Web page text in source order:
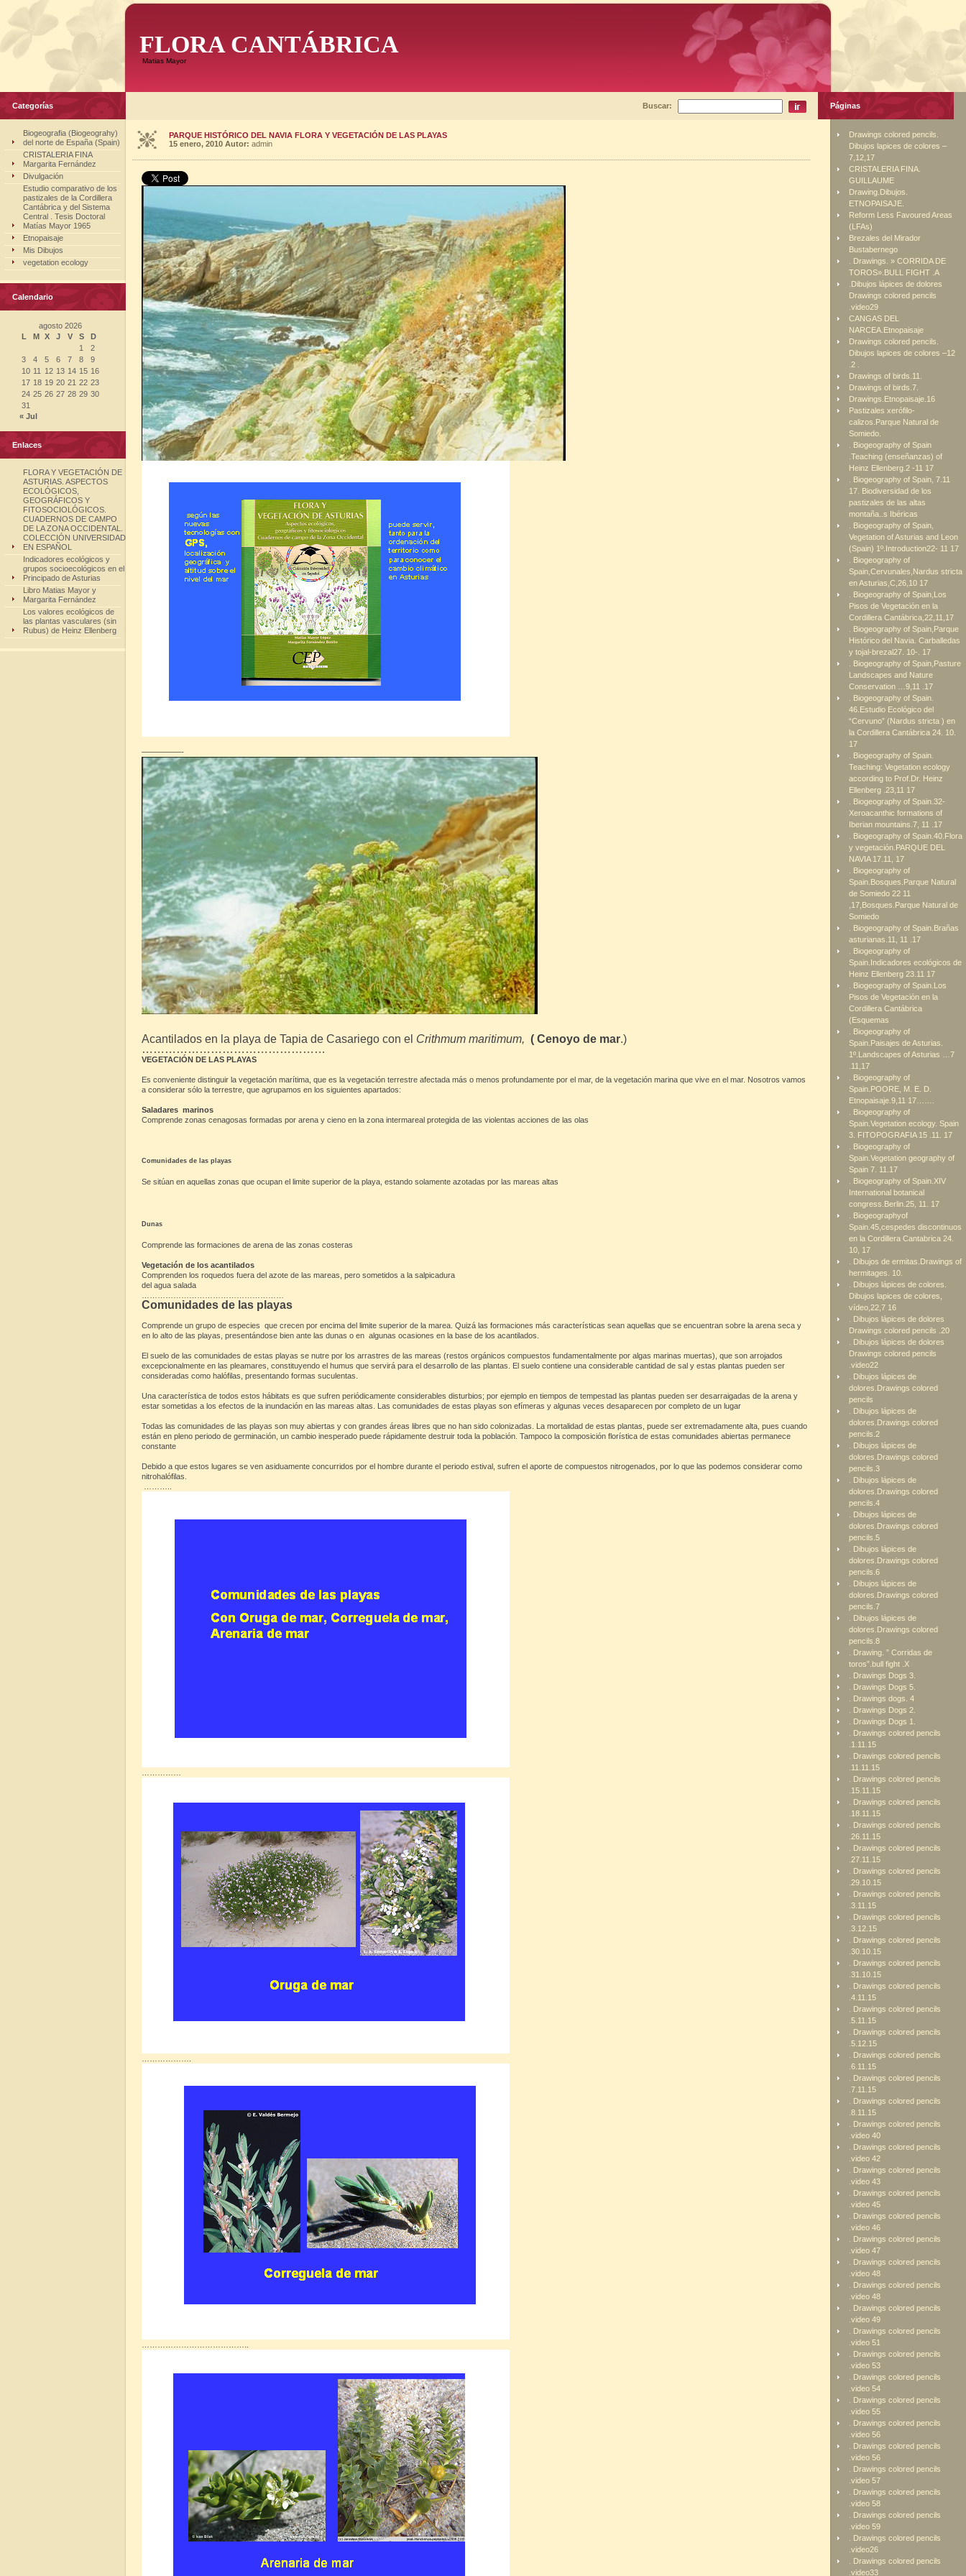
FLORA CANTÁBRICA
Matias Mayor
Categorías
Biogeografia (Biogeograhy)
del norte de España (Spain)
CRISTALERIA FINA
Margarita Fernández
Divulgación
Estudio comparativo de los
pastizales de la Cordillera
Cantábrica y del Sistema
Central . Tesis Doctoral
Matías Mayor 1965
Etnopaisaje
Mis Dibujos
vegetation ecology
Calendario
agosto 2026
L
M X J V S
D
1
2
3
4 5 6 7 8
9
10 11 12 13 14 15 16
17 18 19 20 21 22 23
24 25 26 27 28 29 30
31
« Jul
Enlaces
FLORA Y VEGETACIÓN DE
ASTURIAS. ASPECTOS
ECOLÓGICOS,
GEOGRÁFICOS Y
FITOSOCIOLÓGICOS.
CUADERNOS DE CAMPO
DE LA ZONA OCCIDENTAL.
COLECCIÓN UNIVERSIDAD
EN ESPAÑOL
Indicadores ecológicos y
grupos socioecológicos en el
Principado de Asturias
Libro Matias Mayor y
Margarita Fernández
Los valores ecológicos de
las plantas vasculares (sin
Rubus) de Heinz Ellenberg
Buscar:
PARQUE HISTÓRICO DEL NAVIA FLORA Y VEGETACIÓN DE LAS PLAYAS
15 enero, 2010 Autor: admin
—————-
Acantilados en la playa de Tapia de Casariego con el Crithmum maritimum, ( Cenoyo de mar.)
…………………………………………
VEGETACIÓN DE LAS PLAYAS
Es conveniente distinguir la vegetación marítima, que es la vegetación terrestre afectada más o menos profundamente por el mar, de la vegetación marina que vive en el mar. Nosotros vamos
a considerar sólo la terrestre, que agrupamos en los siguientes apartados:
Saladares marinos
Comprende zonas cenagosas formadas por arena y cieno en la zona intermareal protegida de las violentas acciones de las olas
Comunidades de las playas
Se sitúan en aquellas zonas que ocupan el limite superior de la playa, estando solamente azotadas por las mareas altas
Dunas
Comprende las formaciones de arena de las zonas costeras
Vegetación de los acantilados
Comprenden los roquedos fuera del azote de las mareas, pero sometidos a la salpicadura
del agua salada
Comunidades de las playas
Comprende un grupo de especies que crecen por encima del limite superior de la marea. Quizá las formaciones más características sean aquellas que se encuentran sobre la arena seca y
en lo alto de las playas, presentándose bien ante las dunas o en algunas ocasiones en la base de los acantilados.
El suelo de las comunidades de estas playas se nutre por los arrastres de las mareas (restos orgánicos compuestos fundamentalmente por algas marinas muertas), que son arrojados
excepcionalmente en las pleamares, constituyendo el humus que servirá para el desarrollo de las plantas. El suelo contiene una considerable cantidad de sal y estas plantas pueden ser
consideradas como halófilas, presentando formas suculentas.
Una característica de todos estos hábitats es que sufren periódicamente considerables disturbios; por ejemplo en tiempos de tempestad las plantas pueden ser desarraigadas de la arena y
estar sometidas a los efectos de la inundación en las mareas altas. Las comunidades de estas playas son efímeras y algunas veces desaparecen por completo de un lugar
Todas las comunidades de las playas son muy abiertas y con grandes áreas libres que no han sido colonizadas. La mortalidad de estas plantas, puede ser extremadamente alta, pues cuando
están en pleno periodo de germinación, un cambio inesperado puede rápidamente destruir toda la población. Tampoco la composición florística de estas comunidades abiertas permanece
constante
Debido a que estos lugares se ven asiduamente concurridos por el hombre durante el periodo estival, sufren el aporte de compuestos nitrogenados, por lo que las podemos considerar como
nitrohalófilas.
Páginas
Drawings colored pencils.
Dibujos lapices de colores –
7,12,17
CRISTALERIA FINA.
GUILLAUME
Drawing.Dibujos.
ETNOPAISAJE.
Reform Less Favoured Areas
(LFAs)
Brezales del Mirador
Bustabernego
. Drawings. » CORRIDA DE
TOROS».BULL FIGHT .A
.Dibujos lápices de dolores
Drawings colored pencils
.video29
CANGAS DEL
NARCEA.Etnopaisaje
Drawings colored pencils.
Dibujos lapices de colores –12
.2 .
Drawings of birds.11.
Drawings of birds.7.
Drawings.Etnopaisaje.16
Pastizales xerófilo-
calizos.Parque Natural de
Somiedo.
. Biogeography of Spain
.Teaching (enseñanzas) of
Heinz Ellenberg.2 -11 17
. Biogeography of Spain, 7.11
17. Biodiversidad de los
pastizales de las altas
montaña..s Ibéricas
. Biogeography of Spain,
Vegetation of Asturias and Leon
(Spain) 1º.Introduction22- 11 17
. Biogeography of
Spain,Cervunales,Nardus stricta
en Asturias,C,26,10 17
. Biogeography of Spain,Los
Pisos de Vegetación en la
Cordillera Cantábrica,22,11,17
. Biogeography of Spain,Parque
Histórico del Navia. Carballedas
y tojal-brezal27. 10-. 17
. Biogeography of Spain,Pasture
Landscapes and Nature
Conservation …9,11 .17
. Biogeography of Spain.
46.Estudio Ecológico del
“Cervuno” (Nardus stricta ) en
la Cordillera Cantábrica 24. 10.
17
. Biogeography of Spain.
Teaching: Vegetation ecology
according to Prof.Dr. Heinz
Ellenberg .23,11 17
. Biogeography of Spain.32-
Xeroacanthic formations of
Iberian mountains.7, 11 .17
. Biogeography of Spain.40.Flora
y vegetación.PARQUE DEL
NAVIA 17.11, 17
. Biogeography of
Spain.Bosques.Parque Natural
de Somiedo 22 11
,17,Bosques.Parque Natural de
Somiedo
. Biogeography of Spain.Brañas
asturianas.11, 11 .17
. Biogeography of
Spain.Indicadores ecológicos de
Heinz Ellenberg 23.11 17
. Biogeography of Spain.Los
Pisos de Vegetación en la
Cordillera Cantábrica
(Esquemas
. Biogeography of
Spain.Paisajes de Asturias.
1º.Landscapes of Asturias …7
.11,17
. Biogeography of
Spain.POORE, M. E. D.
Etnopaisaje.9,11 17…….
. Biogeography of
Spain.Vegetation ecology. Spain
3. FITOPOGRAFIA 15 .11. 17
. Biogeography of
Spain.Vegetation geography of
Spain 7. 11.17
. Biogeography of Spain.XIV
International botanical
congress.Berlin.25, 11. 17
. Biogeographyof
Spain.45,cespedes discontinuos
en la Cordillera Cantabrica 24.
10, 17
. Dibujos de ermitas.Drawings of
hermitages. 10.
. Dibujos lápices de colores.
Dibujos lapices de colores,
vídeo,22,7 16
. Dibujos lápices de dolores
Drawings colored pencils .20
. Dibujos lápices de dolores
Drawings colored pencils
.video22
. Dibujos lápices de
dolores.Drawings colored
pencils
. Dibujos lápices de
dolores.Drawings colored
pencils.2
. Dibujos lápices de
dolores.Drawings colored
pencils.3
. Dibujos lápices de
dolores.Drawings colored
pencils.4
. Dibujos lápices de
dolores.Drawings colored
pencils.5
. Dibujos lápices de
dolores.Drawings colored
pencils.6
. Dibujos lápices de
dolores.Drawings colored
pencils.7
. Dibujos lápices de
dolores.Drawings colored
pencils.8
. Drawing. ” Corridas de
toros”.bull fight .X
. Drawings Dogs 3.
. Drawings Dogs 5.
. Drawings dogs. 4
. Drawings Dogs 2.
. Drawings Dogs 1.
. Drawings colored pencils
.1.11.15
. Drawings colored pencils
.11.11.15
. Drawings colored pencils
.15.11.15
. Drawings colored pencils
.18.11.15
. Drawings colored pencils
.26.11.15
. Drawings colored pencils
.27.11.15
. Drawings colored pencils
.29.10.15
. Drawings colored pencils
.3.11.15
. Drawings colored pencils
.3.12.15
. Drawings colored pencils
.30.10.15
. Drawings colored pencils
.31.10.15
. Drawings colored pencils
.4.11.15
. Drawings colored pencils
.5.11.15
. Drawings colored pencils
.5.12.15
. Drawings colored pencils
.6.11.15
. Drawings colored pencils
.7.11.15
. Drawings colored pencils
.8.11.15
. Drawings colored pencils
.video 40
. Drawings colored pencils
.video 42
. Drawings colored pencils
.video 43
. Drawings colored pencils
.video 45
. Drawings colored pencils
.video 46
. Drawings colored pencils
.video 47
. Drawings colored pencils
.video 48
. Drawings colored pencils
.video 48
. Drawings colored pencils
.video 49
. Drawings colored pencils
.video 51
. Drawings colored pencils
.video 53
. Drawings colored pencils
.video 54
. Drawings colored pencils
.video 55
. Drawings colored pencils
.video 56
. Drawings colored pencils
.video 56
. Drawings colored pencils
.video 57
. Drawings colored pencils
.video 58
. Drawings colored pencils
.video 59
. Drawings colored pencils
.video26
. Drawings colored pencils
.video33